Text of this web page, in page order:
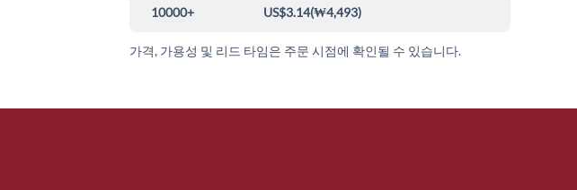
10000+ US$3.14(₩4,493)
가격, 가용성 및 리드 타임은 주문 시점에 확인될 수 있습니다.